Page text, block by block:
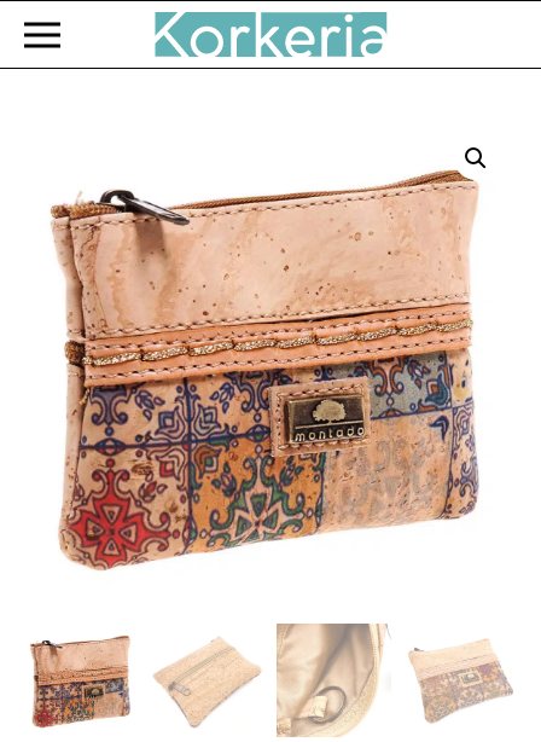
Zum Hauptinhalt springen